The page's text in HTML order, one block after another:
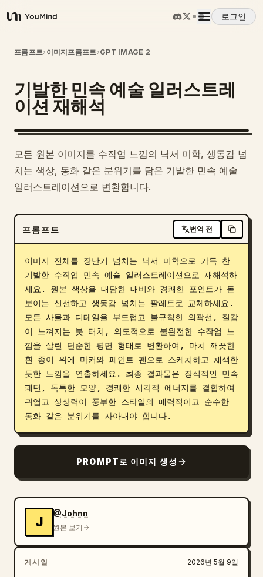
YouMind
로그인
개요
사용 사례
스킬
프롬프트
다운로드
블로그
업데이트
프롬프트› 이미지프롬프트›GPT IMAGE 2
기발한 민속 예술 일러스트레
이션 재해석
모든 원본 이미지를 수작업 느낌의 낙서 미학, 생동감 넘
치는 색상, 동화 같은 분위기를 담은 기발한 민속 예술
일러스트레이션으로 변환합니다.
프롬프트 번역 전
이미지 전체를 장난기 넘치는 낙서 미학으로 가득 찬
기발한 수작업 민속 예술 일러스트레이션으로 재해석하
세요. 원본 색상을 대담한 대비와 경쾌한 포인트가 돋
보이는 신선하고 생동감 넘치는 팔레트로 교체하세요.
모든 사물과 디테일을 부드럽고 불규칙한 외곽선, 질감
이 느껴지는 붓 터치, 의도적으로 불완전한 수작업 느
낌을 살린 단순한 평면 형태로 변환하여, 마치 깨끗한
흰 종이 위에 마커와 페인트 펜으로 스케치하고 채색한
듯한 느낌을 연출하세요. 최종 결과물은 장식적인 민속
패턴, 독특한 모양, 경쾌한 시각적 에너지를 결합하여
귀엽고 상상력이 풍부한 스타일의 매력적이고 순수한
동화 같은 분위기를 자아내야 합니다.
PROMPT로 이미지 생성
J
@Johnn
원본 보기
게시일 2026년 5월 9일